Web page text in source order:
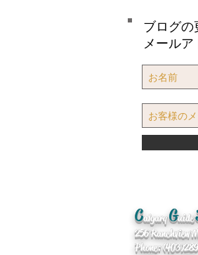
ブログの
メールア
CalgaryGuide
256 Ranchview
Phone: